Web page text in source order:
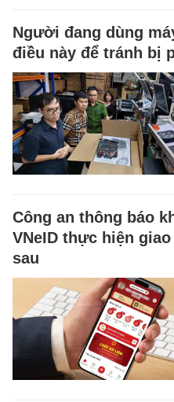
Người đang dùng
điều này để tránh bị
Công an thông báo
VNeID thực hiện
sau